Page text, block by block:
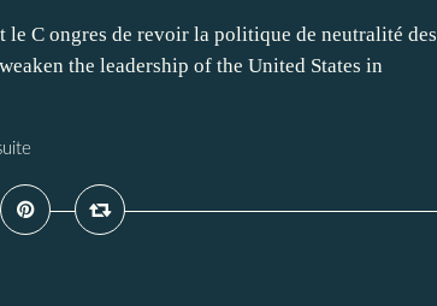
C ongres de revoir la politique de neutralité des
the leadership of the United States in